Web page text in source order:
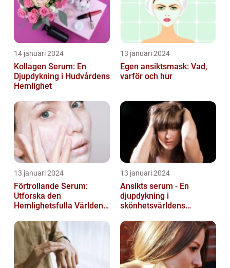
14 januari 2024
Kollagen Serum: En
Djupdykning i Hudvårdens
Hemlighet
13 januari 2024
Egen ansiktsmask: Vad,
varför och hur
13 januari 2024
Förtrollande Serum:
Utforska den
Hemlighetsfulla Världen
Näringsämnen
13 januari 2024
Ansikts serum - En
djupdykning i
skönhetsvärldens